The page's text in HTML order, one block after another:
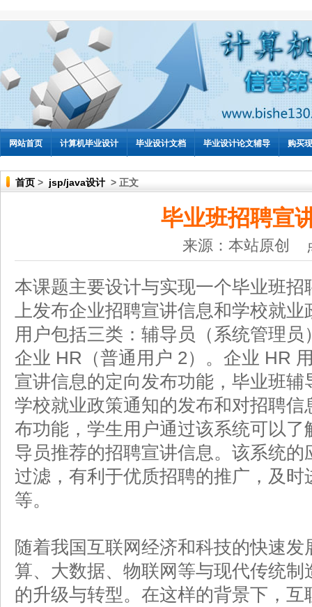
网站首页 计算机毕业设计 毕业设计文档 毕业设计论文辅导 购买
首页 > jsp/java设计 > 正文
毕业班招聘宣
来源：本站原创
本课题主要设计与实现一个毕业班
上发布企业招聘宣讲信息和学校就
用户包括三类：辅导员（系统管理
企业 HR（普通用户 2）。企业 HR
宣讲信息的定向发布功能，毕业班
学校就业政策通知的发布和对招聘
布功能，学生用户通过该系统可以
导员推荐的招聘宣讲信息。该系统
过滤，有利于优质招聘的推广，及
等。
随着我国互联网经济和科技的快速
算、大数据、物联网等与现代传统
的升级与转型。在这样的背景下，